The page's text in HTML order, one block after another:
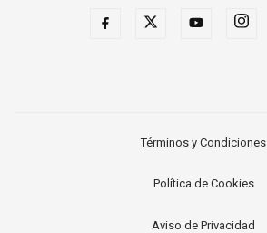
Términos y Condiciones
Política de Cookies
Aviso de Privacidad